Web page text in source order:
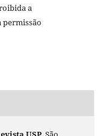
a
permissão